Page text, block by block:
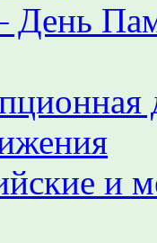
День
и